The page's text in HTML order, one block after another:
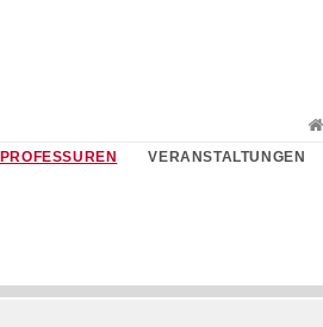
VERANSTALTUNGEN